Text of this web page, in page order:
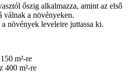
őszig alkalmazza, amint az első
válnak a növényeken.
növények leveleire juttassa ki.
m²-re
400 m²-re